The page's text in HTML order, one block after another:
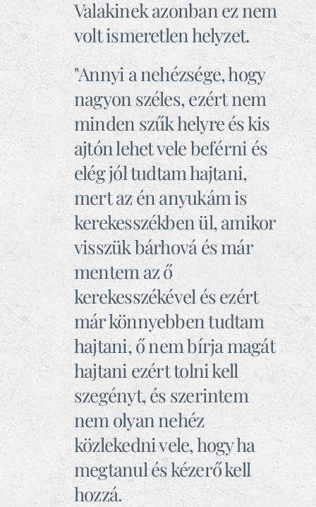
Valakinek azonban ez nem
volt ismeretlen helyzet.
"Annyi a nehézsége, hogy
nagyon széles, ezért nem
minden szűk helyre és kis
ajtón lehet vele beférni és
elég jól tudtam hajtani,
mert az én anyukám is
kerekesszékben ül, amikor
visszük bárhová és már
mentem az ő
kerekesszékével és ezért
már könnyebben tudtam
hajtani, ő nem bírja magát
hajtani ezért tolni kell
szegényt, és szerintem
nem olyan nehéz
közlekedni vele, hogy ha
megtanul és kézerő kell
hozzá.